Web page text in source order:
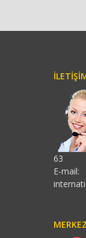
63
E-mail:
MERKEZ